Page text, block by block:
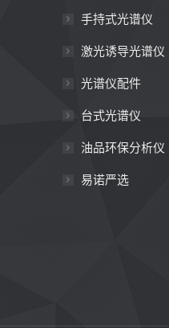
手持式光谱仪
激光诱导光谱仪
光谱仪配件
台式光谱仪
油品环保分析仪
易诺严选